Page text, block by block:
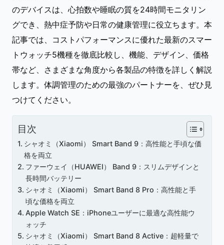
のデバイスは、心拍数や睡眠の質を24時間モニタリン
グでき、熱中症予防や日常の健康管理に役立ちます。本
記事では、コストパフォーマンスに優れた最新のスマー
トウォッチ5機種を徹底比較し、機能、デザイン、価格
帯など、さまざまな角度から各製品の特徴を詳しく解説
します。体調管理のための最強のパートナーを、ぜひ見
つけてください。
目次
シャオミ（Xiaomi） Smart Band 9：高性能と手頃な価
格を両立
ファーウェイ（HUAWEI） Band 9：スリムデザインと
長時間バッテリー
シャオミ（Xiaomi） Smart Band 8 Pro：高性能と手
頃な価格を両立
Apple Watch SE：iPhoneユーザーに最適な高性能ウ
ォッチ
シャオミ（Xiaomi） Smart Band 8 Active：超軽量で